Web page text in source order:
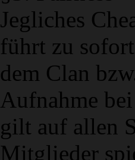
Jegliches
führt zu
dem Clan
Aufnahme
gilt auf allen
Mitglieder